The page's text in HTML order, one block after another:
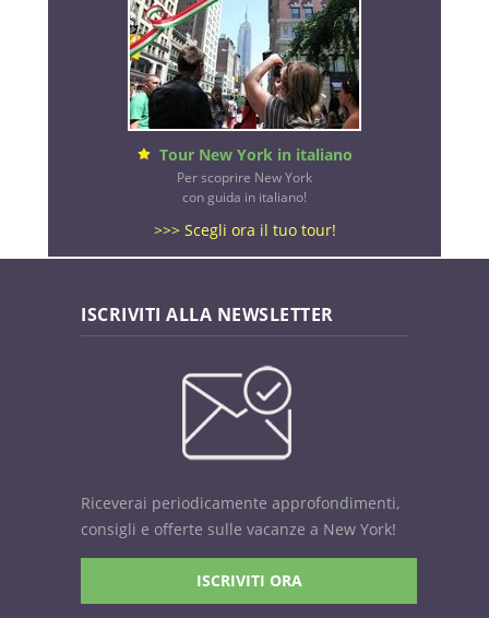
Tour New York in italiano
Per scoprire New York
con guida in italiano!
>>> Scegli ora il tuo tour!
ISCRIVITI ALLA NEWSLETTER
Riceverai periodicamente approfondimenti,
consigli e offerte sulle vacanze a New York!
ISCRIVITI ORA